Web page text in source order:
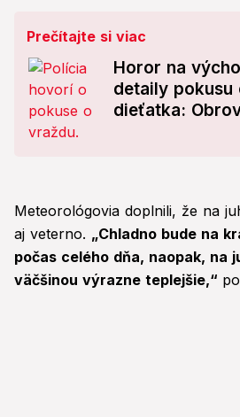
Prečítajte si viac
Horor na
detaily pokusu
dieťatka:
Meteorológovia doplnili, že na
aj veterno. „Chladno bude na
počas celého dňa, naopak, na
väčšinou výrazne teplejšie,“